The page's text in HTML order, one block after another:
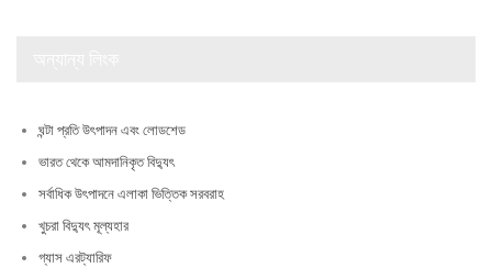
ঘন্টা প্রতি উৎপাদন এবং লোডশেড
ভারত থেকে আমদানিকৃত বিদ্যুৎ
সর্বাধিক উৎপাদনে এলাকা ভিত্তিক সরবরাহ
খুচরা বিদ্যুৎ মূল্যহার
গ্যাস এরট্যারিফ